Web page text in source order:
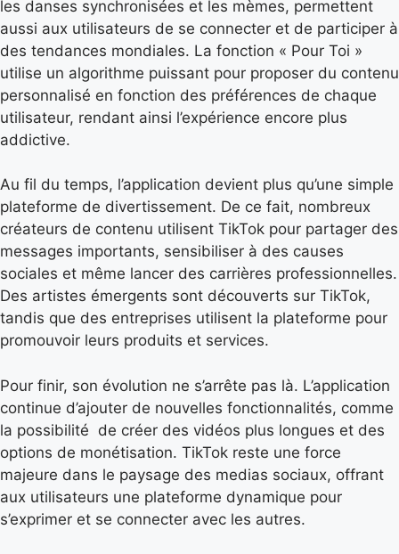
les danses synchronisées et les mèmes, permettent
aussi aux utilisateurs de se connecter et de participer à
des tendances mondiales. La fonction « Pour Toi »
utilise un algorithme puissant pour proposer du contenu
personnalisé en fonction des préférences de chaque
utilisateur, rendant ainsi l’expérience encore plus
addictive.
Au fil du temps, l’application devient plus qu’une simple
plateforme de divertissement. De ce fait, nombreux
créateurs de contenu utilisent TikTok pour partager des
messages importants, sensibiliser à des causes
sociales et même lancer des carrières professionnelles.
Des artistes émergents sont découverts sur TikTok,
tandis que des entreprises utilisent la plateforme pour
promouvoir leurs produits et services.
Pour finir, son évolution ne s’arrête pas là. L’application
continue d’ajouter de nouvelles fonctionnalités, comme
la possibilité de créer des vidéos plus longues et des
options de monétisation. TikTok reste une force
majeure dans le paysage des medias sociaux, offrant
aux utilisateurs une plateforme dynamique pour
s’exprimer et se connecter avec les autres.